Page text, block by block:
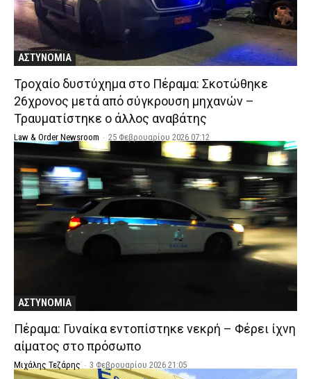
ΑΣΤΥΝΟΜΙΑ
Τροχαίο δυστύχημα στο Πέραμα: Σκοτώθηκε
26χρονος μετά από σύγκρουση μηχανών –
Τραυματίστηκε ο άλλος αναβάτης
Law & Order Newsroom - 25 Φεβρουαρίου 2026 07:12
ΑΣΤΥΝΟΜΙΑ
Πέραμα: Γυναίκα εντοπίστηκε νεκρή – Φέρει ίχνη
αίματος στο πρόσωπο
Μιχάλης Τεζάρης - 3 Φεβρουαρίου 2026 21:05